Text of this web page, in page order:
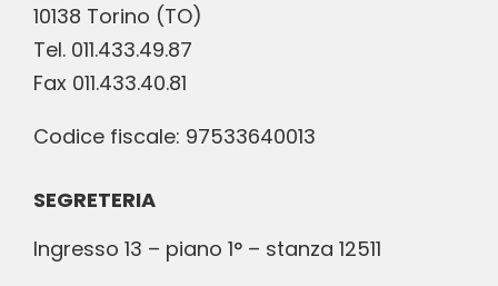
10138 Torino (TO)
Tel. 011.433.49.87
Fax 011.433.40.81
Codice fiscale: 97533640013
SEGRETERIA
Ingresso 13 – piano 1° – stanza 12511